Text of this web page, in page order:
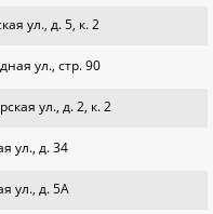
ул., д. 5, к. 2
ул., стр. 90
ул., д. 2, к. 2
ул., д. 34
ул., д. 5А